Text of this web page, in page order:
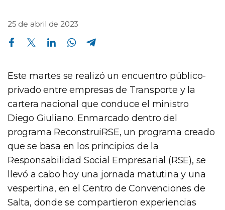
25 de abril de 2023
Compartir en Facebook Compartir en Twitter Compartir en Linkedin Compartir en Whatsapp
Este martes se realizó un encuentro público-
privado entre empresas de Transporte y la
cartera nacional que conduce el ministro
Diego Giuliano. Enmarcado dentro del
programa ReconstruiRSE, un programa creado
que se basa en los principios de la
Responsabilidad Social Empresarial (RSE), se
llevó a cabo hoy una jornada matutina y una
vespertina, en el Centro de Convenciones de
Salta, donde se compartieron experiencias